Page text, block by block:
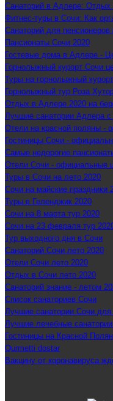
Санаторий в Адлере: Отдых
Фитнес-туры в Сочи: Как
Санаторий для пенсионеров
Пансионаты Сочи 2020
Гостевые дома в Адлере -
Горнолыжный курорт Сочи
Туры на горнолыжный
Горнолыжный тур Роза
Отдых в Адлере 2020 на
Лучшие санатории Адлера
Отели на красной поляны -
Гостиницы Сочи -
Самые недорогие
Отели Сочи - официальные
Туры в Сочи на лето 2020
Сочи на майские праздники
Туры в Геленджик 2020
Сочи на 8 марта тур 2020
Сочи на 23 февраля тур
Тур выходного дня в Сочи
Санаторий Сочи лето 2020
Отели Сочи лето 2020
Отдых в Сочи лето 2020
Санаторий знание - летом
Список санаториев Сочи
Лучшие санатории Сочи
Лучшие лечебные
Гостиницы на Красной
Qurmetti dostar
Вакцину от коронавируса